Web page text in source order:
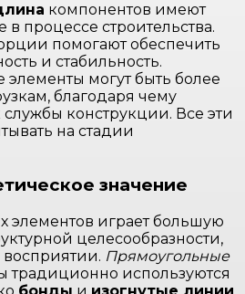
компонентов имеют
процессе строительства.
помогают обеспечить
и стабильность.
могут быть более
благодаря чему
конструкции. Все эти
на стадии
значение
элементов играет большую
целесообразности,
восприятии. Прямоугольные
используются